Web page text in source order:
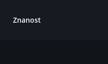
Znanost